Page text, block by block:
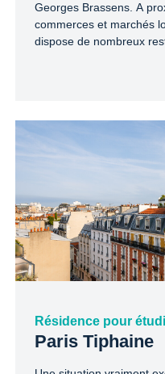
Georges Brassens. A
commerces et marchés
dispose de nombreux
Résidence pour
Paris Tiphaine